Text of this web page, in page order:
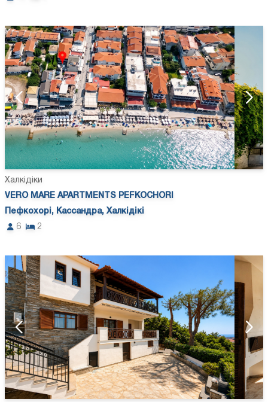
Халкідіки
VERO MARE APARTMENTS PEFKOCHORI
Пефкохорі, Кассандра, Халкідікі
6
2